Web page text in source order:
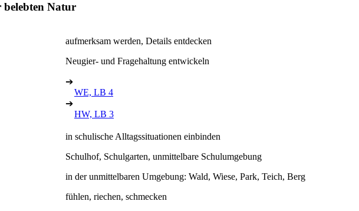
belebten Natur
aufmerksam werden, Details entdecken
Neugier- und Fragehaltung entwickeln
➔
WE, LB 4
➔
HW, LB 3
in schulische Alltagssituationen einbinden
Schulhof, Schulgarten, unmittelbare Schulumgebung
in der unmittelbaren Umgebung: Wald, Wiese, Park, Teich, Berg
fühlen, riechen, schmecken